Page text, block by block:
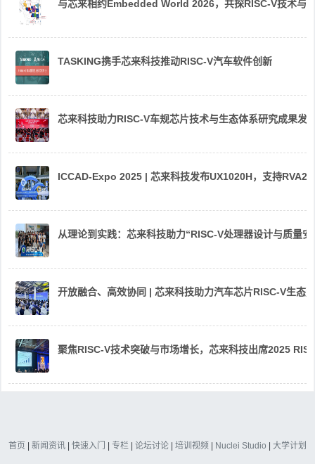
与芯来相约Embedded World 2026，共探RISC-V技术与
TASKING携手芯来科技推动RISC-V汽车软件创新
芯来科技助力RISC-V车规芯片技术与生态体系研究成果发
ICCAD-Expo 2025 | 芯来科技发布UX1020H，支持
从理论到实践：芯来科技助力“RISC-V处理器设计与质量
开放融合、高效协同 | 芯来科技助力汽车芯片RISC-V生态
聚焦RISC-V技术突破与市场增长，芯来科技出席2025
首页 新闻资讯 快速入门 专栏 论坛讨论 培训视频 Nuclei Studio 大学计划